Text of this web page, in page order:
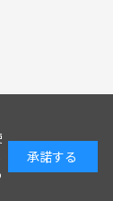
承諾する